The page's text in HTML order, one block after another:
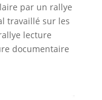
par un rallye
travaillé sur les
lecture
documentaire